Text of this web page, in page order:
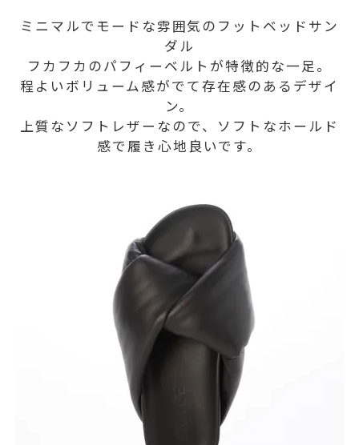
ミニマルでモードな雰囲気のフットベッドサン
ダル
フカフカのパフィーベルトが特徴的な一足。
程よいボリューム感がでて存在感のあるデザイ
ン。
上質なソフトレザーなので、ソフトなホールド
感で履き心地良いです。